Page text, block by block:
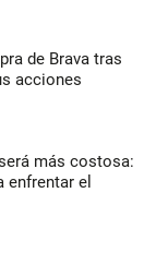
de Brava tras
acciones
más costosa:
el